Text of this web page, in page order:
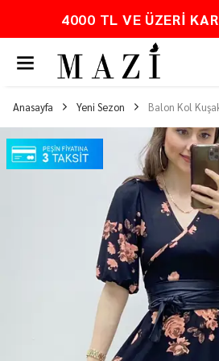
Anasayfa Yeni Sezon Balon Kol